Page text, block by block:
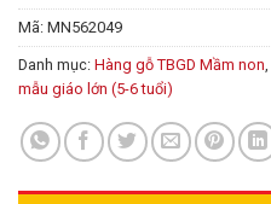
Mã: MN562049
Danh mục: Hàng gỗ TBGD Mầm non
mẫu giáo lớn (5-6 tuổi)